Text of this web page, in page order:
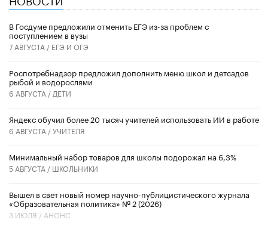
В Госдуме предложили отменить ЕГЭ из-за проблем с
поступлением в вузы
7 АВГУСТА / ЕГЭ И ОГЭ
Роспотребнадзор предложил дополнить меню школ и детсадов
рыбой и водорослями
6 АВГУСТА / ДЕТИ
​Яндекс обучил более 20 тысяч учителей использовать ИИ в работе
6 АВГУСТА /УЧИТЕЛЯ
Минимальный набор товаров для школы подорожал на 6,3%
5 АВГУСТА / ШКОЛЬНИКИ
Вышел в свет новый номер научно-публицистического журнала
«Образовательная политика» № 2 (2026)
3 ИЮЛЯ / АНОНС